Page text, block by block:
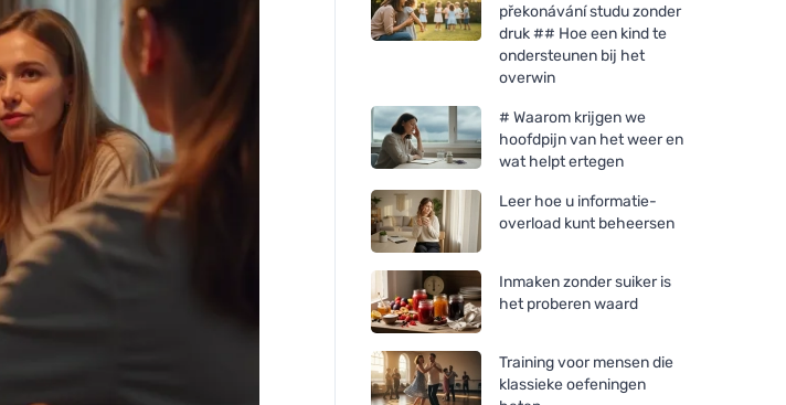
překonávání studu zonder
druk ## Hoe een kind te
ondersteunen bij het
overwin
# Waarom krijgen we
hoofdpijn van het weer en
wat helpt ertegen
Leer hoe u informatie-
overload kunt beheersen
Inmaken zonder suiker is
het proberen waard
Training voor mensen die
klassieke oefeningen